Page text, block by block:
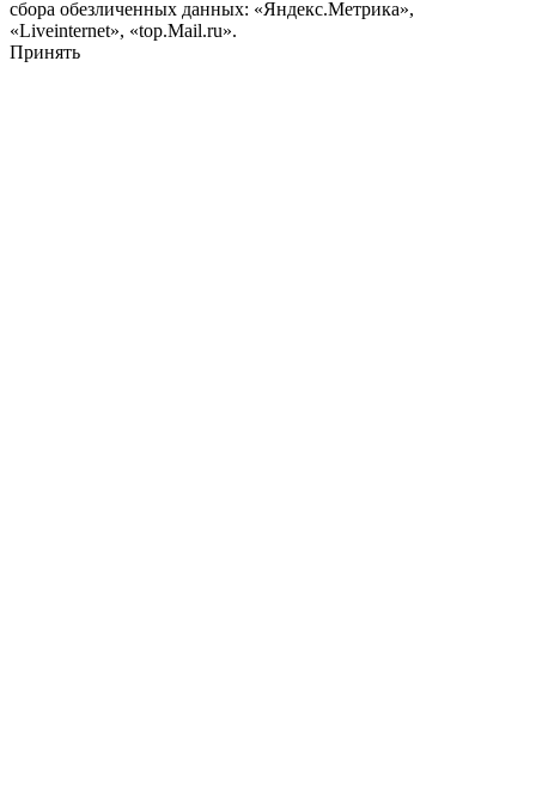
сбора обезличенных данных: «Яндекс.Метрика»,
«Liveinternet», «top.Mail.ru».
Принять